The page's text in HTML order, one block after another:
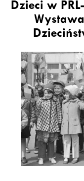
Dzieci w